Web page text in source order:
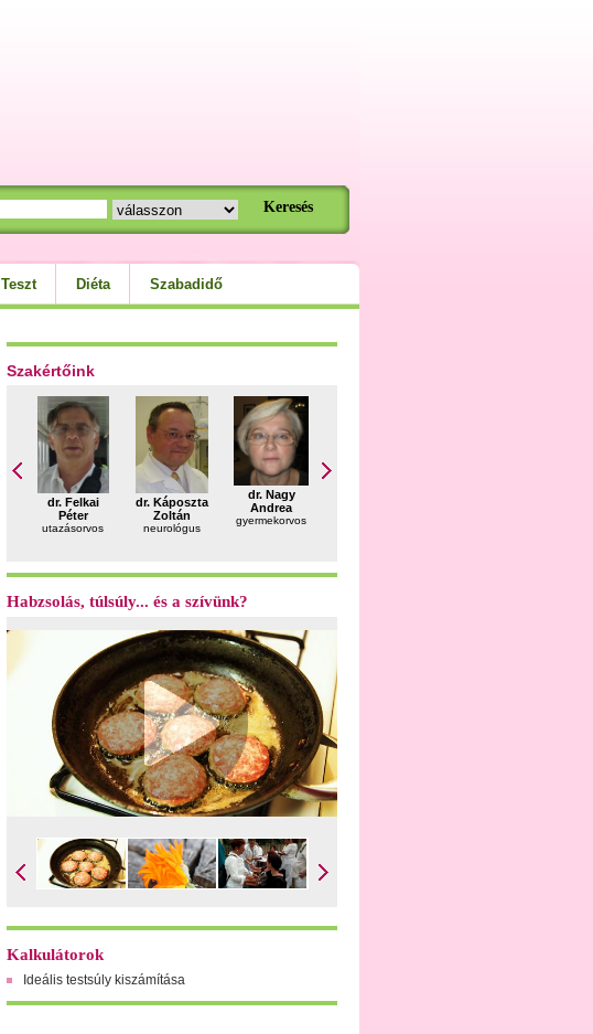
Teszt Diéta Szabadidő
Szakértőink
dr. Felkai
Péter
utazásorvos
dr. Káposzta
Zoltán
neurológus
dr. Nagy
Andrea
gyermekorvos
Habzsolás, túlsúly... és a szívünk?
Kalkulátorok
Ideális testsúly kiszámítása